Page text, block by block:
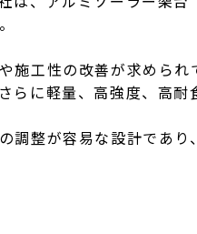
工性の改善が求められ
に軽量、高強度、高
整が容易な設計であ